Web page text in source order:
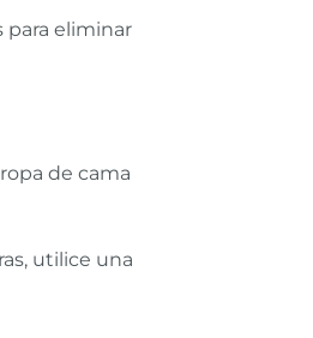
para eliminar
de cama
utilice una